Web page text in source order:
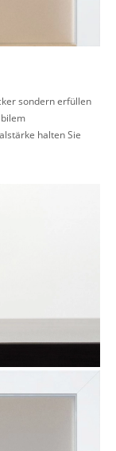
sondern erfüllen
halten Sie